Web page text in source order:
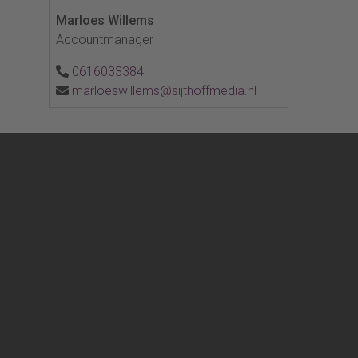
Marloes Willems
Accountmanager
0616033384
marloeswillems@sijthoffmedia.nl